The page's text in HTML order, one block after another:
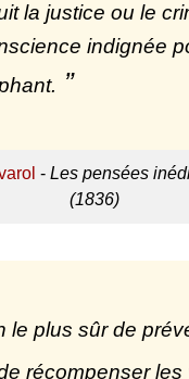
la justice ou le
indignée
- Les pensées
(1836)
le plus sûr de
récompenser les